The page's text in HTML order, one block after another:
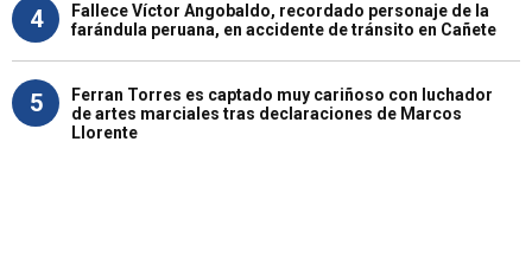
4
Fallece Víctor Angobaldo, recordado personaje de la
farándula peruana, en accidente de tránsito en Cañete
5
Ferran Torres es captado muy cariñoso con luchador
de artes marciales tras declaraciones de Marcos
Llorente